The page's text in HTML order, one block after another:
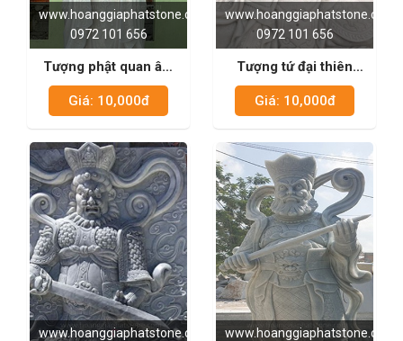
www.hoanggiaphatstone.com
0972 101 656
Tượng phật quan âm
đá trắng sữa 02
Giá: 10,000đ
www.hoanggiaphatstone.com
0972 101 656
Tượng tứ đại thiên
vương đá xanh đen 03
Giá: 10,000đ
www.hoanggiaphatstone.com
www.hoanggiaphatstone.com